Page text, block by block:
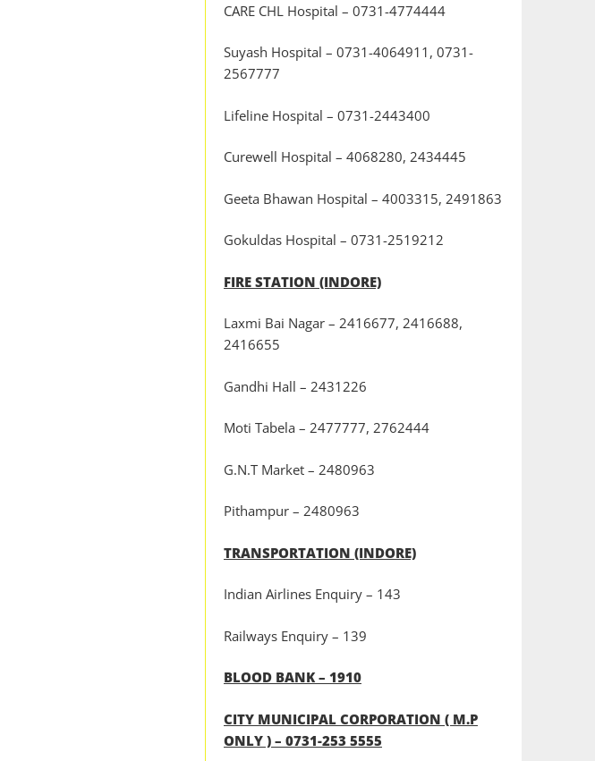
CARE CHL Hospital – 0731-4774444
Suyash Hospital – 0731-4064911, 0731-
2567777
Lifeline Hospital – 0731-2443400
Curewell Hospital – 4068280, 2434445
Geeta Bhawan Hospital – 4003315, 2491863
Gokuldas Hospital – 0731-2519212
FIRE STATION (INDORE)
Laxmi Bai Nagar – 2416677, 2416688,
2416655
Gandhi Hall – 2431226
Moti Tabela – 2477777, 2762444
G.N.T Market – 2480963
Pithampur – 2480963
TRANSPORTATION (INDORE)
Indian Airlines Enquiry – 143
Railways Enquiry – 139
BLOOD BANK – 1910
CITY MUNICIPAL CORPORATION ( M.P
ONLY ) – 0731-253 5555